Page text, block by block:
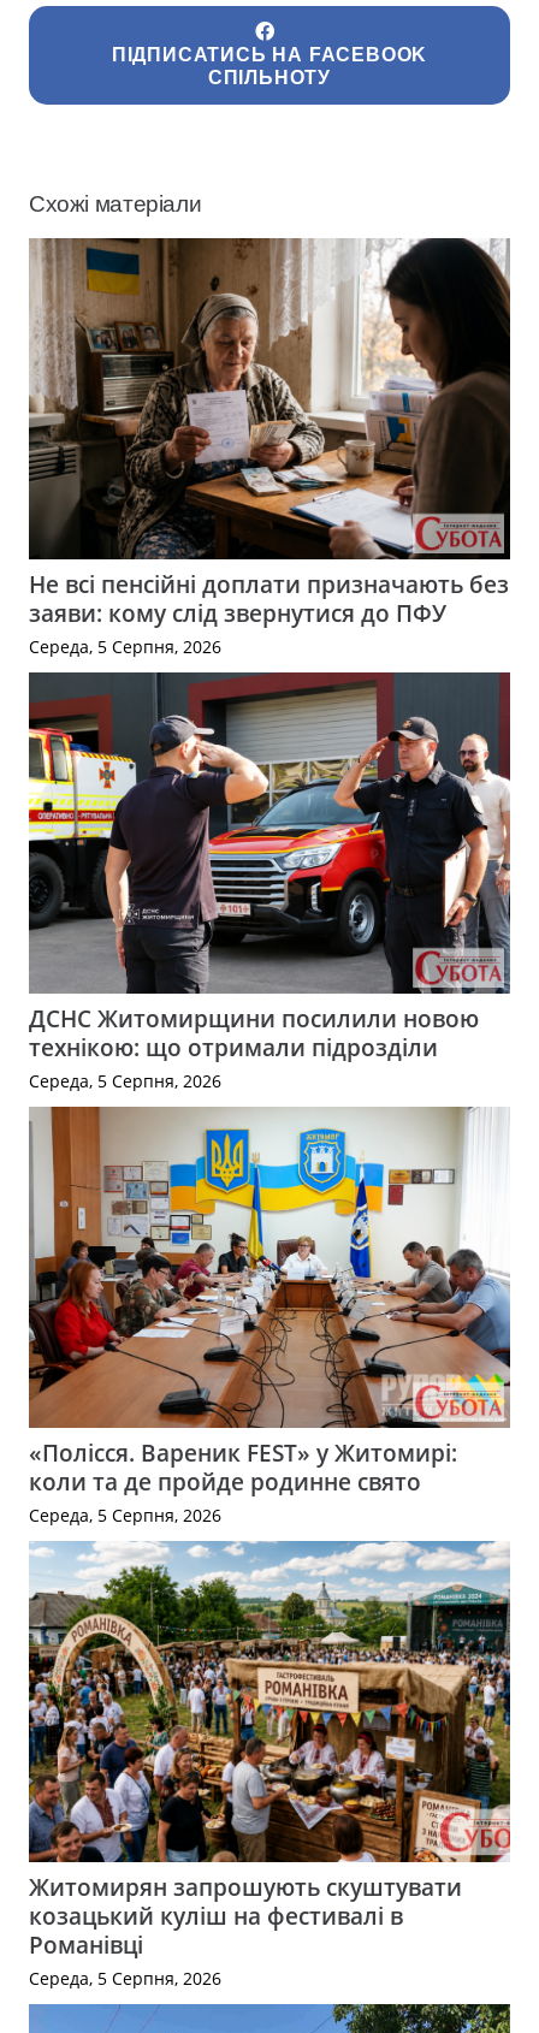
ПІДПИСАТИСЬ НА FACEBOOK
СПІЛЬНОТУ
Схожі матеріали
Не всі пенсійні доплати призначають без
заяви: кому слід звернутися до ПФУ
Середа, 5 Серпня, 2026
ДСНС Житомирщини посилили новою
технікою: що отримали підрозділи
Середа, 5 Серпня, 2026
«Полісся. Вареник FEST» у Житомирі:
коли та де пройде родинне свято
Середа, 5 Серпня, 2026
Житомирян запрошують скуштувати
козацький куліш на фестивалі в
Романівці
Середа, 5 Серпня, 2026